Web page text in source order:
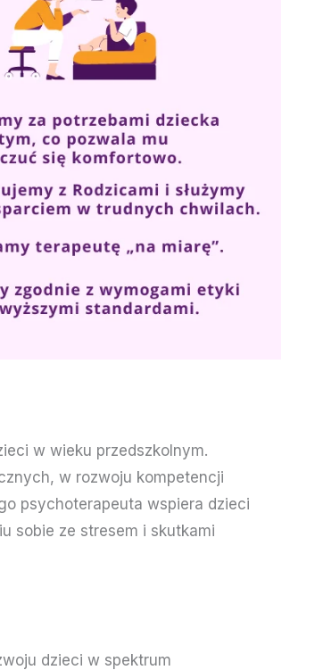
w wieku przedszkolnym.
w rozwoju kompetencji
psychoterapeuta wspiera dzieci
sobie ze stresem i skutkami
dzieci w spektrum